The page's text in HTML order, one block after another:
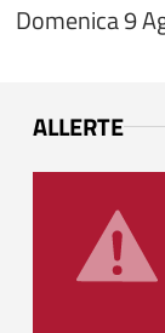
Domenica 9
ALLERTE